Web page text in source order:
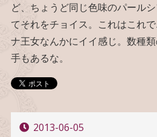
ど、ちょうど同じ色味のパール
てそれをチョイス。これはこれ
ナ王女なんかにイイ感じ。数種
手もあるな。
2013-06-05